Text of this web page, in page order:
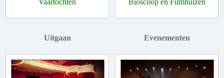
Uitgaan Evenementen